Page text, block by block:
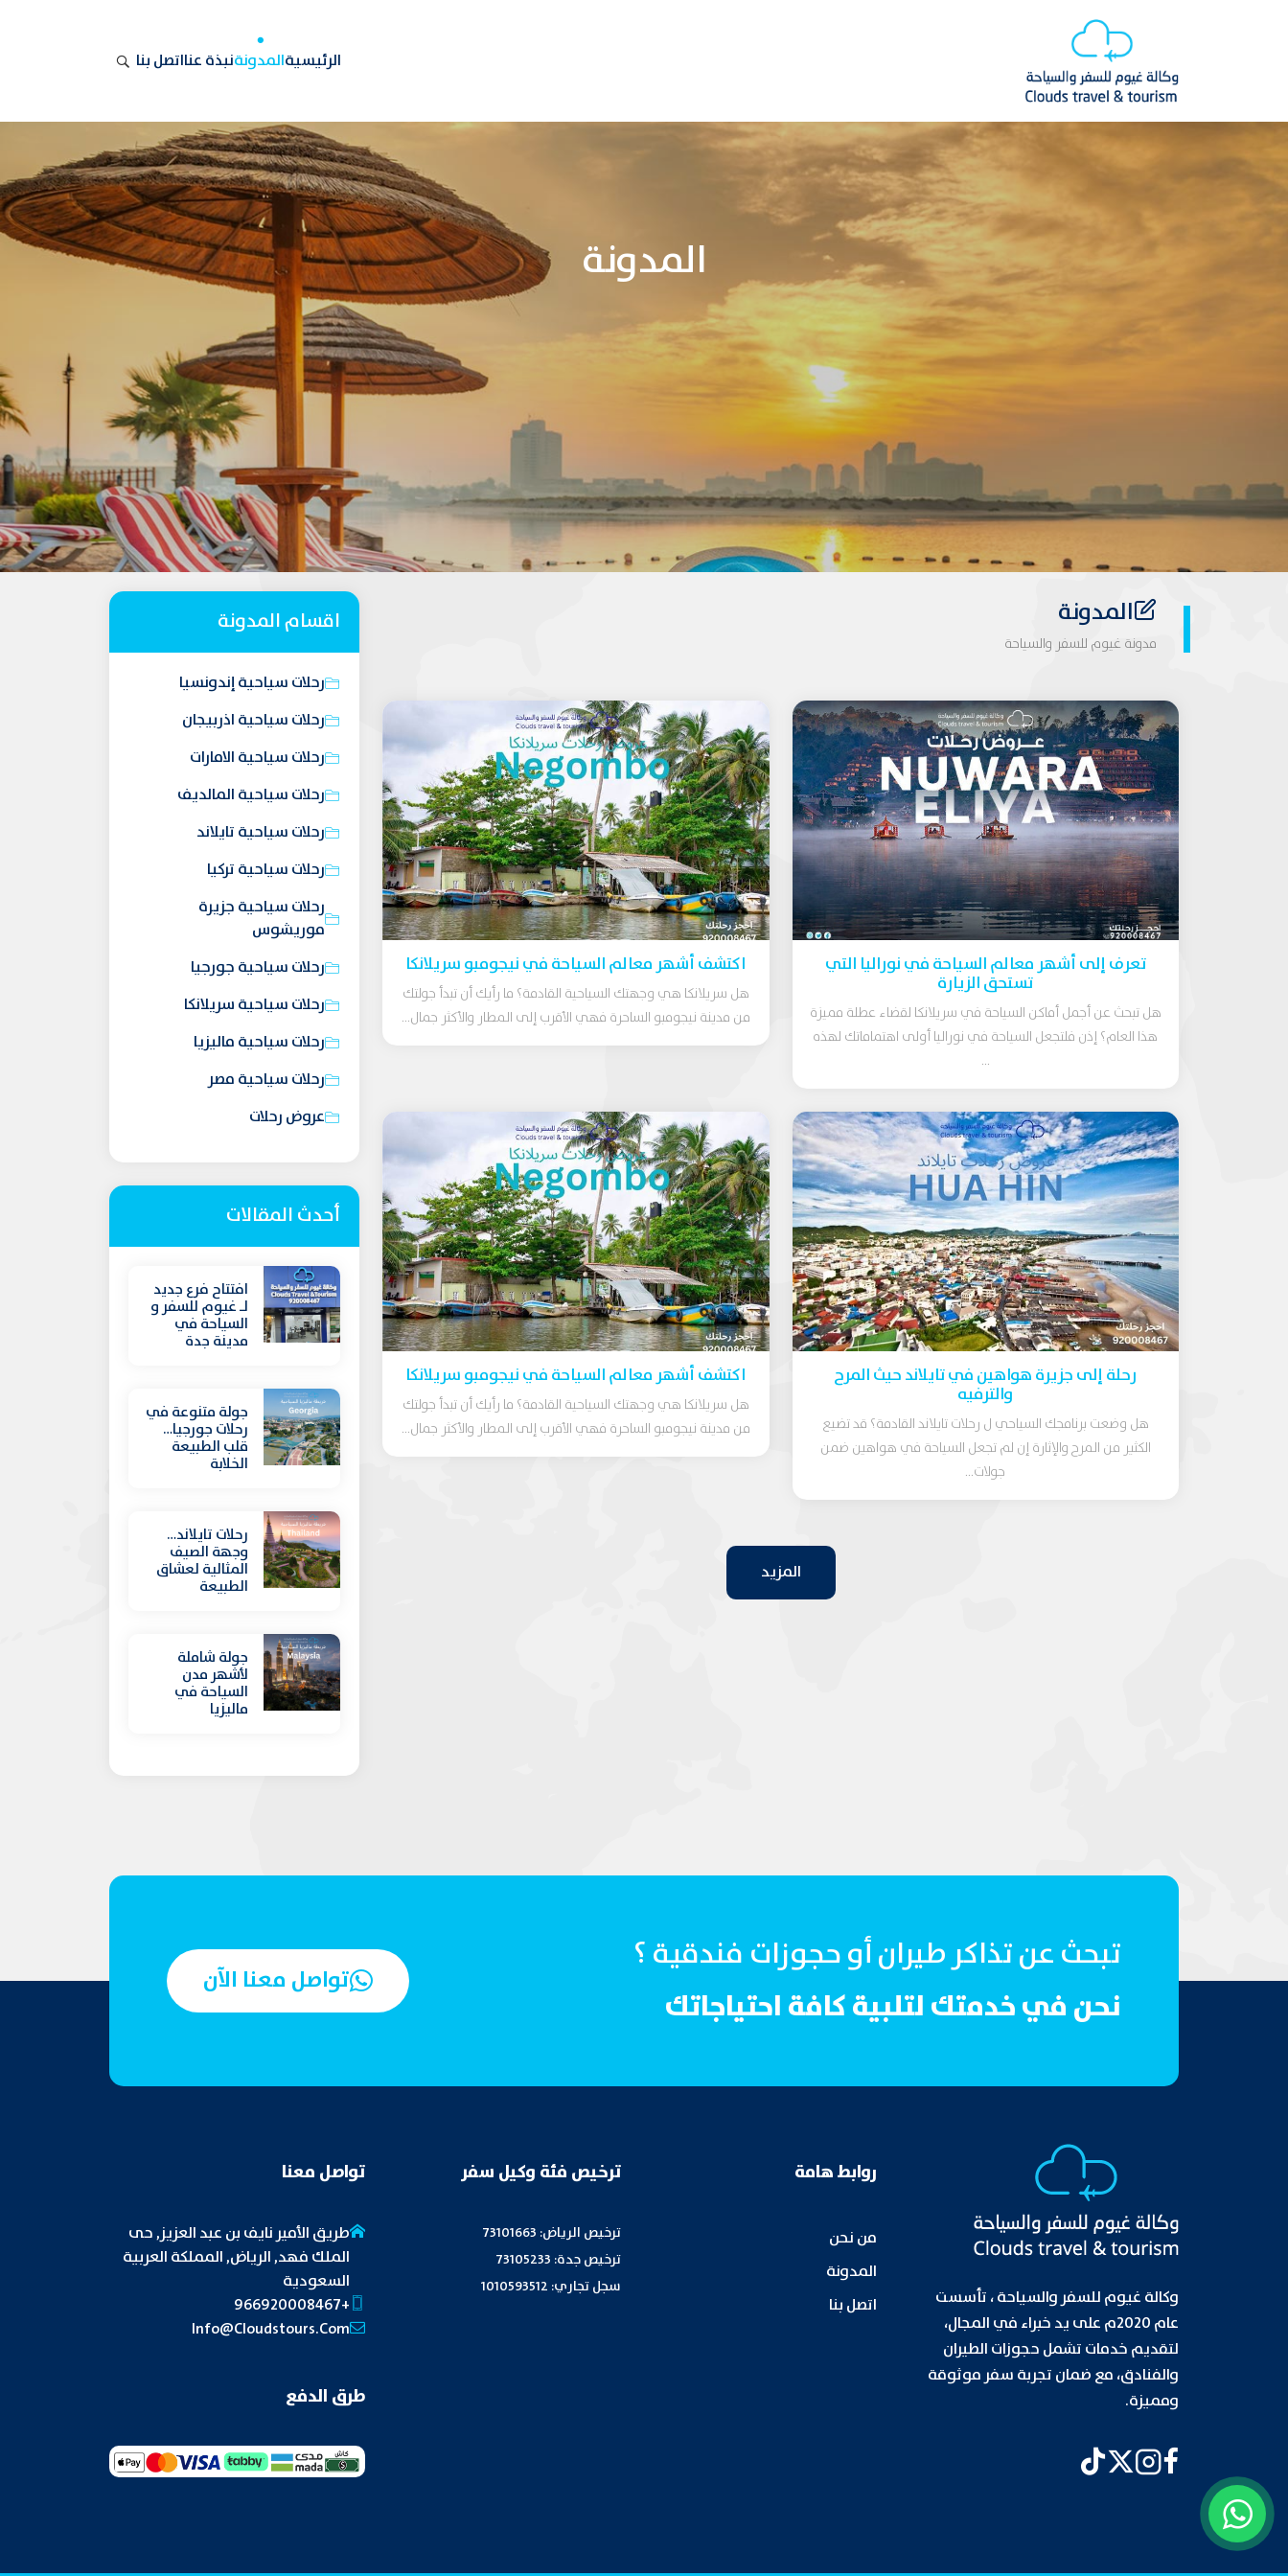
الرئيسيةالمدونةنبذة عنااتصل بنا
المدونة
المدونة
مدونة غيوم للسفر والسياحة
تعرف إلى أشهر معالم السياحة في نوراليا التي
تستحق الزيارة
هل تبحث عن أجمل أماكن السياحة في سريلانكا لقضاء عطلة مميزة
هذا العام؟ إذن فلتجعل السياحة في نوراليا أولى اهتماماتك لهذه
...
اكتشف أشهر معالم السياحة في نيجومبو سريلانكا
هل سريلانكا هي وجهتك السياحية القادمة؟ ما رأيك أن تبدأ جولتك
من مدينة نيجومبو الساحرة فهي الأقرب إلى المطار والأكثر جمال...
رحلة إلى جزيرة هواهين في تايلاند حيث المرح
والترفيه
هل وضعت برنامجك السياحي ل رحلات تايلاند القادمة؟ قد تضيع
الكثير من المرح والإثارة إن لم تجعل السياحة في هواهين ضمن
جولات...
اكتشف أشهر معالم السياحة في نيجومبو سريلانكا
هل سريلانكا هي وجهتك السياحية القادمة؟ ما رأيك أن تبدأ جولتك
من مدينة نيجومبو الساحرة فهي الأقرب إلى المطار والأكثر جمال...
المزيد
اقسام المدونة
رحلات سياحية إندونسيا
رحلات سياحية اذربيجان
رحلات سياحية الامارات
رحلات سياحية المالديف
رحلات سياحية تايلاند
رحلات سياحية تركيا
رحلات سياحية جزيرة
موريشوس
رحلات سياحية جورجيا
رحلات سياحية سريلانكا
رحلات سياحية ماليزيا
رحلات سياحية مصر
عروض رحلات
أحدث المقالات
افتتاح فرع جديد
لـ غيوم للسفر و
السياحة في
مدينة جدة
جولة متنوعة في
رحلات جورجيا…
قلب الطبيعة
الخلابة
رحلات تايلاند…
وجهة الصيف
المثالية لعشاق
الطبيعة
جولة شاملة
لأشهر مدن
السياحة في
ماليزيا
تبحث عن تذاكر طيران أو حجوزات فندقية ؟
نحن في خدمتك لتلبية كافة احتياجاتك
تواصل معنا الآن
وكالة غيوم للسفر والسياحة ، تأسست
عام 2020م على يد خبراء في المجال،
لتقديم خدمات تشمل حجوزات الطيران
والفنادق، مع ضمان تجربة سفر موثوقة
ومميزة.
روابط هامة
من نحن
المدونة
اتصل بنا
ترخيص فئة وكيل سفر
ترخيص الرياض: 73101663
ترخيص جدة: 73105233
سجل تجاري: 1010593512
تواصل معنا
طريق الأمير نايف بن عبد العزيز, حى
الملك فهد, الرياض, المملكة العربية
السعودية
+966920008467
Info@cloudstours.com
طرق الدفع